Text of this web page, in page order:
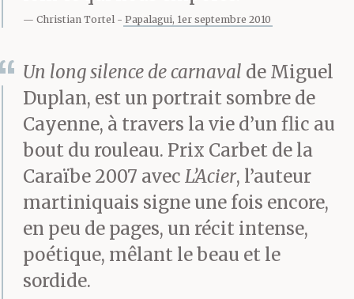
Christian Tortel Papalagui, 1er septembre 2010
Un long silence de carnaval de Miguel
Duplan, est un portrait sombre de
Cayenne, à travers la vie d’un flic au
bout du rouleau. Prix Carbet de la
Caraïbe 2007 avec L’Acier, l’auteur
martiniquais signe une fois encore,
en peu de pages, un récit intense,
poétique, mêlant le beau et le
sordide.